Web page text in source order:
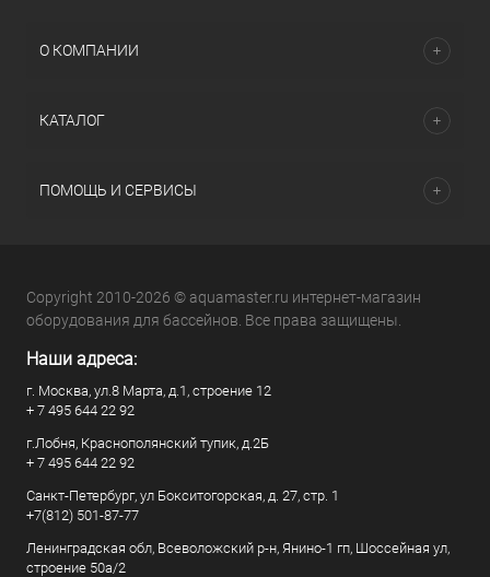
О КОМПАНИИ
КАТАЛОГ
ПОМОЩЬ И СЕРВИСЫ
Copyright 2010-2026 © aquamaster.ru интернет-магазин
оборудования для бассейнов. Все права защищены.
Наши адреса:
г. Москва, ул.8 Марта, д.1, строение 12
+ 7 495 644 22 92
г.Лобня, Краснополянский тупик, д.2Б
+ 7 495 644 22 92
Санкт-Петербург, ул Бокситогорская, д. 27, стр. 1
+7(812) 501-87-77
Ленинградская обл, Всеволожский р-н, Янино-1 гп, Шоссейная ул,
строение 50а/2